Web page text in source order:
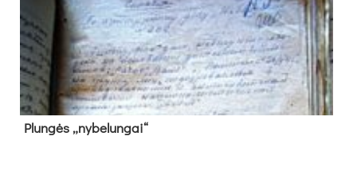
Plun­gės „ny­be­lun­gai“